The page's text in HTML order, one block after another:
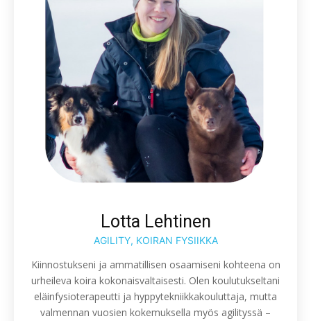
Lotta Lehtinen
AGILITY, KOIRAN FYSIIKKA
Kiinnostukseni ja ammatillisen osaamiseni kohteena on
urheileva koira kokonaisvaltaisesti. Olen koulutukseltani
eläinfysioterapeutti ja hyppytekniikkakouluttaja, mutta
valmennan vuosien kokemuksella myös agilityssä –